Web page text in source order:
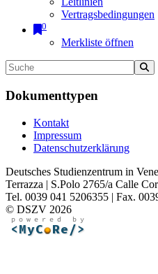
Vertragsbedingungen
0
Merkliste öffnen
Dokumenttypen
Kontakt
Impressum
Datenschutzerklärung
Deutsches Studienzentrum in
Terrazza | S.Polo 2765/a Calle
Tel. 0039 041 5206355 | Fax.
© DSZV 2026